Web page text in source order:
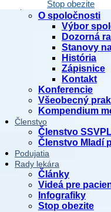
Stop obezite
Spoločnosť
O spoločnosti
Výbor
Dozorná
Stanovy
História
Zápisnice
Kontakt
Konferencie
Všeobecný
Kompendium
Členstvo
Členstvo
Členstvo Mladí
Podujatia
Rady lekára
Články
Videá pre
Infografiky
Stop obezite